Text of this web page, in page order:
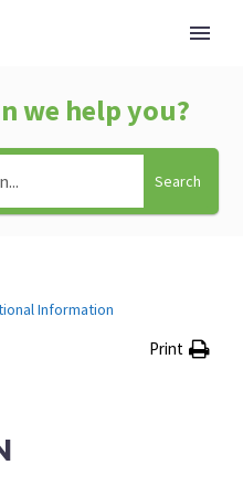
we help you?
Search
Information
Print